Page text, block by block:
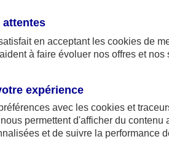
attentes
en acceptant les cookies de
à faire évoluer nos offres et nos
expérience
avec les cookies et
permettent d'afficher du contenu
et de suivre la performance